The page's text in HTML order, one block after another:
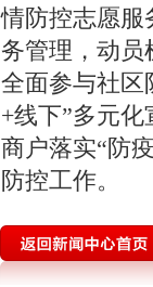
情防控志愿服
务管理，动
全面参与社区
+线下”多元
商户落实“防
防控工作。